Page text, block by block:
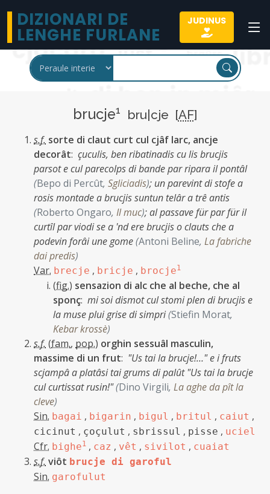
DIZIONARI DE
LENGHE FURLANE
JUDINUS
brucje1 bru|cje [AF]
s.f. sorte di claut curt cul cjâf larc, ancje
decorât: çuculis, ben ribatinadis cu lis brucjis
parsot e cul parecolps di bande par ripara il pontâl
(Bepo di Percût, Sgliciadis); un parevint di stofe a
rosis montade a brucjis suntun telâr a trê antis
(Roberto Ongaro, Il muc);al passave für par für il
curtîl par viodi se a 'nd ere brucjis o clauts che a
podevin forâi une gome(Antoni Beline, La fabriche
dai predis)
Var. brecje , bricje , brocje1
(fig.) sensazion di alc che al beche, che al
sponç: mi soi dismot cul stomi plen di brucjis e
la muse plui grise di simpri(Stiefin Morat,
Kebar krossè)
s.f. (fam., pop.) orghin sessuâl masculin,
massime di un frut: "Us tai la brucje!…" e i fruts
scjampâ a platâsi tai grums di palût "Us tai la brucje
cul curtissat rusin!"(Dino Virgili, La aghe da pît la
cleve)
Sin. bagai , bigarin , bigul , britul , caiut ,
cicinut , çoçulut , sbrissul , pisse , uciel
Cfr. bighe1 , caz , vêt , sivilot , cuaiat
s.f. viôt brucje di garoful
Sin. garofulut